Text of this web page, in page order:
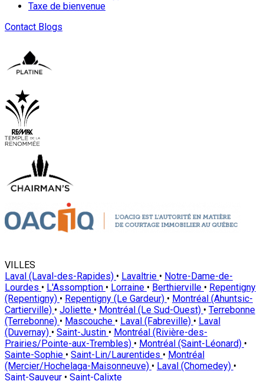
Taxe de bienvenue
Contact Blogs
VILLES
Laval (Laval-des-Rapides) • Lavaltrie • Notre-Dame-de-
Lourdes • L'Assomption • Lorraine • Berthierville • Repentigny
(Repentigny) • Repentigny (Le Gardeur) • Montréal (Ahuntsic-
Cartierville) • Joliette • Montréal (Le Sud-Ouest) • Terrebonne
(Terrebonne) • Mascouche • Laval (Fabreville) • Laval
(Duvernay) • Saint-Justin • Montréal (Rivière-des-
Prairies/Pointe-aux-Trembles) • Montréal (Saint-Léonard) •
Sainte-Sophie • Saint-Lin/Laurentides • Montréal
(Mercier/Hochelaga-Maisonneuve) • Laval (Chomedey) •
Saint-Sauveur • Saint-Calixte